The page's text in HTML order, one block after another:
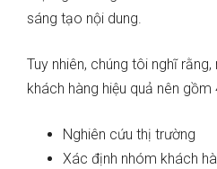
sáng tạo nội dung.
Tuy nhiên, chúng tôi nghĩ
khách hàng hiệu quả nên gồm
Nghiên cứu thị trường
Xác định nhóm khách